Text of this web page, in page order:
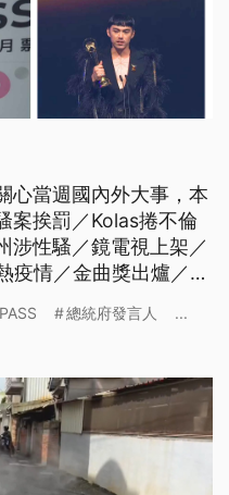
心當週國內外大事，本
案挨罰／Kolas捲不倫
涉性騷／鏡電視上架／
疫情／金曲獎出爐／法
總統府發言人 ...